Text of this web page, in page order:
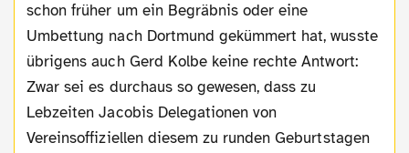
schon früher um ein Begräbnis oder eine
Umbettung nach Dortmund gekümmert hat, wusste
übrigens auch Gerd Kolbe keine rechte Antwort:
Zwar sei es durchaus so gewesen, dass zu
Lebzeiten Jacobis Delegationen von
Vereinsoffiziellen diesem zu runden Geburtstagen